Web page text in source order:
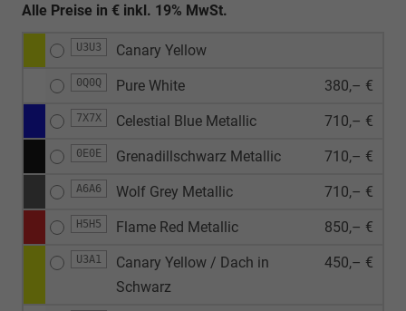
Alle Preise in € inkl. 19% MwSt.
U3U3 Canary Yellow
0Q0Q Pure White 380,– €
7X7X Celestial Blue Metallic 710,– €
0E0E Grenadillschwarz Metallic 710,– €
A6A6 Wolf Grey Metallic 710,– €
H5H5 Flame Red Metallic 850,– €
U3A1
Canary Yellow / Dach in
Schwarz
450,– €